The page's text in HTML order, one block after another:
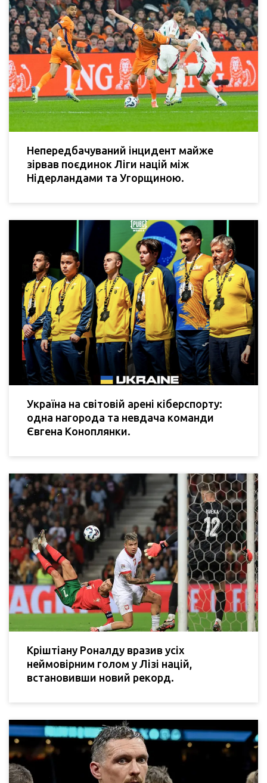
Непередбачуваний інцидент майже
зірвав поєдинок Ліги націй між
Нідерландами та Угорщиною.
Україна на світовій арені кіберспорту:
одна нагорода та невдача команди
Євгена Коноплянки.
Кріштіану Роналду вразив усіх
неймовірним голом у Лізі націй,
встановивши новий рекорд.